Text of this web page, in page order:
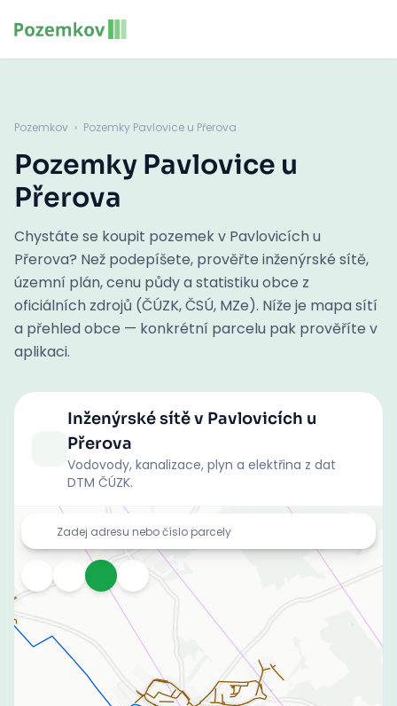
Pozemkov › Pozemky Pavlovice u Přerova
Pozemky Pavlovice u
Přerova
Chystáte se koupit pozemek v Pavlovicích u
Přerova? Než podepíšete, prověřte inženýrské sítě,
územní plán, cenu půdy a statistiku obce z
oficiálních zdrojů (ČÚZK, ČSÚ, MZe). Níže je mapa sítí
a přehled obce — konkrétní parcelu pak prověříte v
aplikaci.
Inženýrské sítěv Pavlovicích u
Přerova
Vodovody, kanalizace, plyn a elektřina z dat
DTM ČÚZK.